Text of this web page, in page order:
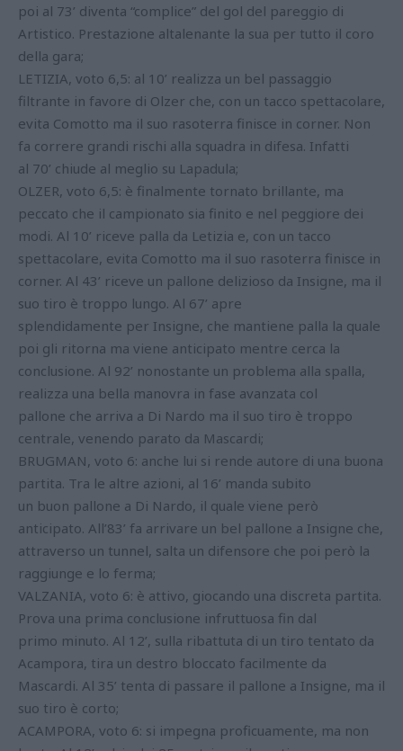
poi al 73’ diventa “complice” del gol del pareggio di
Artistico. Prestazione altalenante la sua per tutto il coro
della gara;
LETIZIA, voto 6,5: al 10’ realizza un bel passaggio
filtrante in favore di Olzer che, con un tacco spettacolare,
evita Comotto ma il suo rasoterra finisce in corner. Non
fa correre grandi rischi alla squadra in difesa. Infatti
al 70’ chiude al meglio su Lapadula;
OLZER, voto 6,5: è finalmente tornato brillante, ma
peccato che il campionato sia finito e nel peggiore dei
modi. Al 10’ riceve palla da Letizia e, con un tacco
spettacolare, evita Comotto ma il suo rasoterra finisce in
corner. Al 43’ riceve un pallone delizioso da Insigne, ma il
suo tiro è troppo lungo. Al 67’ apre
splendidamente per Insigne, che mantiene palla la quale
poi gli ritorna ma viene anticipato mentre cerca la
conclusione. Al 92’ nonostante un problema alla spalla,
realizza una bella manovra in fase avanzata col
pallone che arriva a Di Nardo ma il suo tiro è troppo
centrale, venendo parato da Mascardi;
BRUGMAN, voto 6: anche lui si rende autore di una buona
partita. Tra le altre azioni, al 16’ manda subito
un buon pallone a Di Nardo, il quale viene però
anticipato. All’83’ fa arrivare un bel pallone a Insigne che,
attraverso un tunnel, salta un difensore che poi però la
raggiunge e lo ferma;
VALZANIA, voto 6: è attivo, giocando una discreta partita.
Prova una prima conclusione infruttuosa fin dal
primo minuto. Al 12’, sulla ribattuta di un tiro tentato da
Acampora, tira un destro bloccato facilmente da
Mascardi. Al 35’ tenta di passare il pallone a Insigne, ma il
suo tiro è corto;
ACAMPORA, voto 6: si impegna proficuamente, ma non